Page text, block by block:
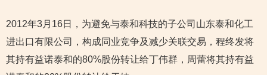
2012年3月16日，为避免与泰和科技的子公司山东泰和化工
进出口有限公司，构成同业竞争及减少关联交易，程终发将
其持有益诺泰和的80%股份转让给丁伟群，周蕾将其持有益